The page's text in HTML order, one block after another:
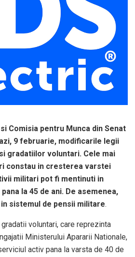
Comisia pentru Munca din Senat
9 februarie, modificarile legii
gradatiilor voluntari. Cele mai
constau in cresterea varstei
militari pot fi mentinuti in
la 45 de ani. De asemenea,
sistemul de pensii militare.
voluntari, care reprezinta
Ministerului Apararii Nationale,
activ pana la varsta de 40 de